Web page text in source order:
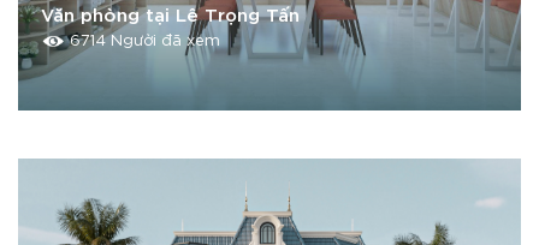
Văn phòng tại Lê Trọng Tấn
6714 Người đã xem